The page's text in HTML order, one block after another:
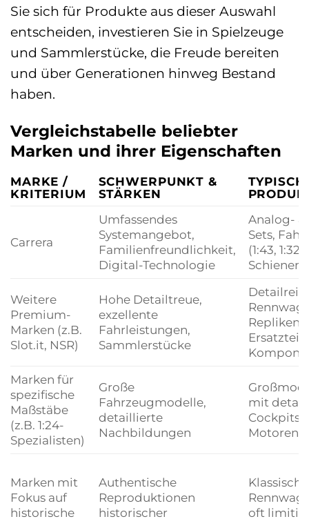
Sie sich für Produkte aus dieser Auswahl
entscheiden, investieren Sie in Spielzeuge
und Sammlerstücke, die Freude bereiten
und über Generationen hinweg Bestand
haben.
Vergleichstabelle beliebter
Marken und ihrer Eigenschaften
MARKE /
KRITERIUM
SCHWERPUNKT &
STÄRKEN
Carrera
Umfassendes
Systemangebot,
Familienfreundlichkeit,
Digital-Technologie
Analog-
Sets,
(1:43, 1:32,
Weitere
Premium-
Marken (z.B.
Slot.it, NSR)
Hohe Detailtreue,
exzellente
Fahrleistungen,
Sammlerstücke
Repliken
Marken für
spezifische
Maßstäbe
(z.B. 1:24-
Spezialisten)
Große
Fahrzeugmodelle,
detaillierte
Nachbildungen
mit
Cockpits
Motoren
Marken mit
Fokus auf
historische
Authentische
Reproduktionen
historischer
Klassische
oft